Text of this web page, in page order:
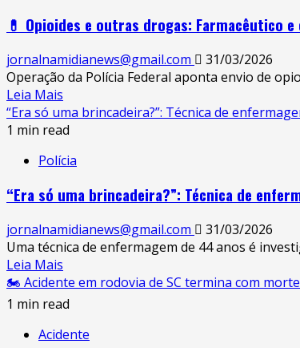
💊 Opioides e outras drogas: Farmacêutico
jornalnamidianews@gmail.com
31/03/2026
Operação da Polícia Federal aponta envio de
Leia Mais
“Era só uma brincadeira?”: Técnica de
1 min read
Polícia
“Era só uma brincadeira?”: Técnica de
jornalnamidianews@gmail.com
31/03/2026
Uma técnica de enfermagem de 44 anos é
Leia Mais
🏍️ Acidente em rodovia de SC termina com
1 min read
Acidente